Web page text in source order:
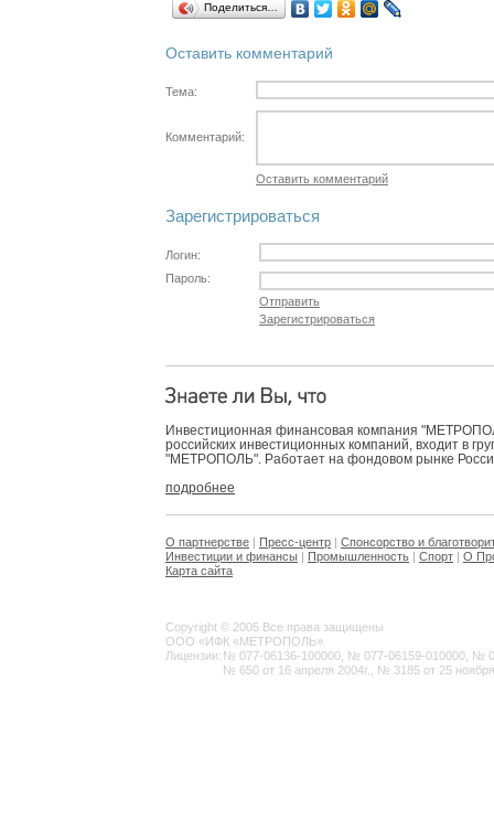
Поделиться…
Оставить комментарий
Тема:
Комментарий:
Оставить комментарий
Зарегистрироваться
Логин:
Пароль:
Отправить
Зарегистрироваться
Инвестиционная финансовая компания
российских инвестиционных компаний, входит в
"МЕТРОПОЛЬ". Работает на фондовом рынке
подробнее
О партнерстве | Пресс-центр | Спонсорство и
Инвестиции и финансы | Промышленность | Спорт | О
Карта сайта
Copyright © 2005 Все права защищены
ООО «ИФК «МЕТРОПОЛЬ»
Лицензии: № 077-06136-100000, № 077-06159-010000, №
№ 650 от 16 апреля 2004г., № 3185 от 25